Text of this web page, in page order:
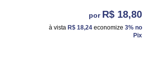
por R$ 18,80
à vista R$ 18,24 economize 3% no
Pix